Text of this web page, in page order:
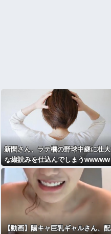
新聞さん、ラテ欄の野球中継に壮大
な縦読みを仕込んでしまうwwwww
ww
【動画】陽キャ巨乳ギャルさん、配